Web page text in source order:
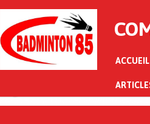
ACCUEIL